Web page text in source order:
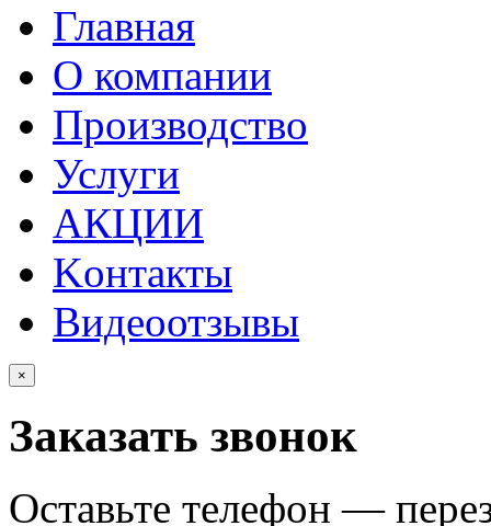
Главная
О компании
Производство
Услуги
АКЦИИ
Kонтакты
Видеоотзывы
×
Заказать звонок
Оставьте телефон —